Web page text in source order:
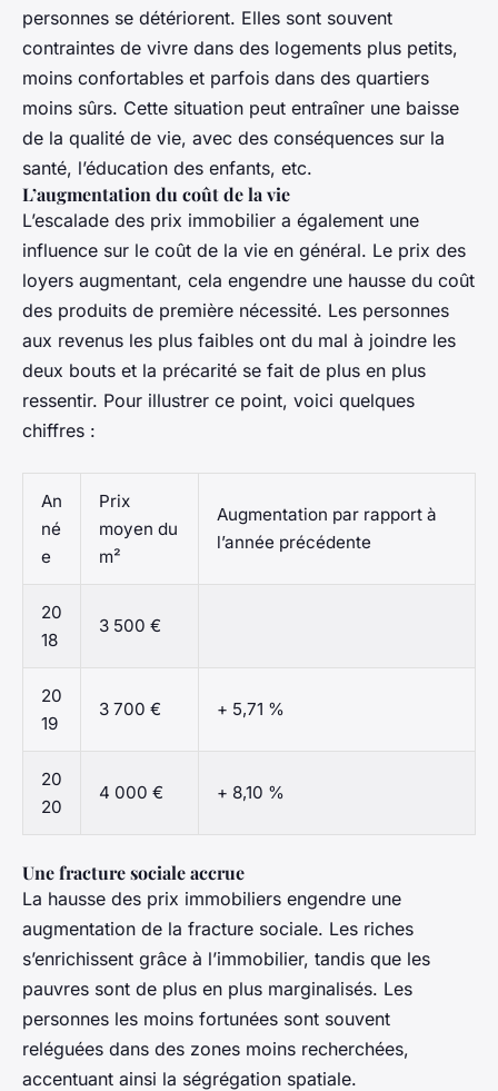
personnes se détériorent. Elles sont souvent
contraintes de vivre dans des logements plus petits,
moins confortables et parfois dans des quartiers
moins sûrs. Cette situation peut entraîner une baisse
de la qualité de vie, avec des conséquences sur la
santé, l’éducation des enfants, etc.
L’augmentation du coût de la vie
L’escalade des prix immobilier a également une
influence sur le coût de la vie en général. Le prix des
loyers augmentant, cela engendre une hausse du coût
des produits de première nécessité. Les personnes
aux revenus les plus faibles ont du mal à joindre les
deux bouts et la précarité se fait de plus en plus
ressentir. Pour illustrer ce point, voici quelques
chiffres :
An
né
e
Prix
moyen du
m²
Augmentation par rapport à
l’année précédente
20
18
3 500 €
20
19
3 700 € + 5,71 %
20
20
4 000 € + 8,10 %
Une fracture sociale accrue
La hausse des prix immobiliers engendre une
augmentation de la fracture sociale. Les riches
s’enrichissent grâce à l’immobilier, tandis que les
pauvres sont de plus en plus marginalisés. Les
personnes les moins fortunées sont souvent
reléguées dans des zones moins recherchées,
accentuant ainsi la ségrégation spatiale.